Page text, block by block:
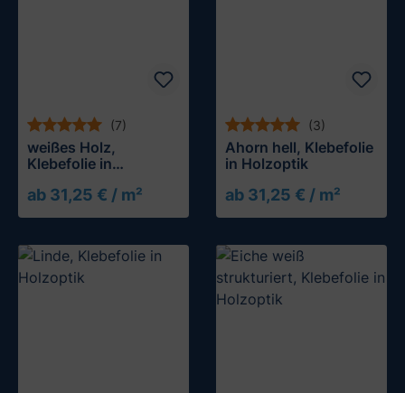
(7)
weißes Holz,
Klebefolie in
ab 31,25 € / m²
Muster testen
(3)
Ahorn hell, Klebefolie
in Holzoptik
ab 31,25 € / m²
Muster testen